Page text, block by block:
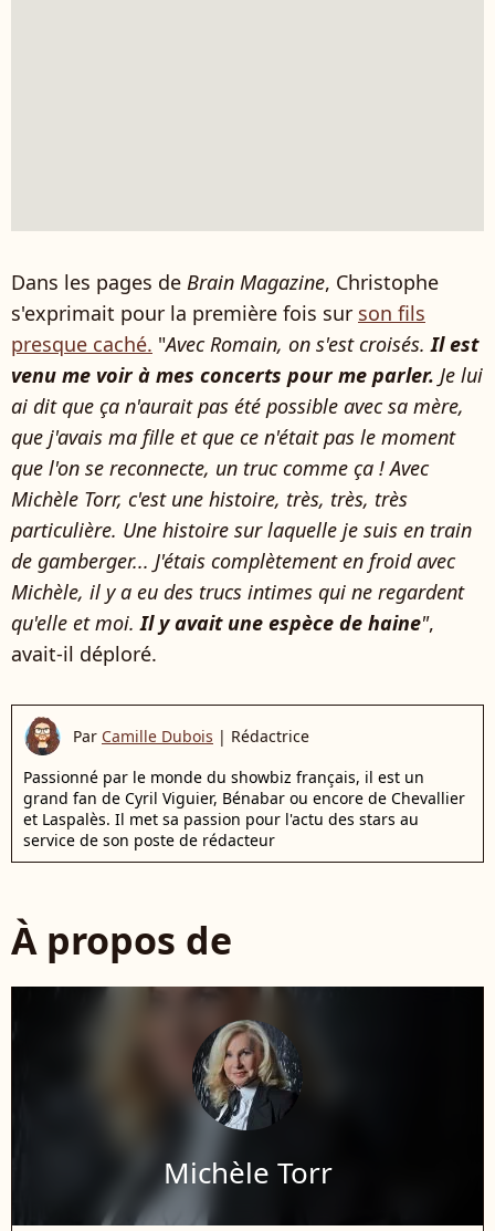
Dans les pages de Brain Magazine, Christophe
s'exprimait pour la première fois sur son fils
presque caché. "Avec Romain, on s'est croisés. Il est
venu me voir à mes concerts pour me parler. Je lui
ai dit que ça n'aurait pas été possible avec sa mère,
que j'avais ma fille et que ce n'était pas le moment
que l'on se reconnecte, un truc comme ça !Avec
Michèle Torr, c'est une histoire, très, très, très
particulière. Une histoire sur laquelle je suis en train
de gamberger... J'étais complètement en froid avec
Michèle, il y a eu des trucs intimes qui ne regardent
qu'elle et moi.Il y avait une espèce de haine",
avait-il déploré.
Par Camille Dubois | Rédactrice
Passionné par le monde du showbiz français, il est un
grand fan de Cyril Viguier, Bénabar ou encore de Chevallier
et Laspalès. Il met sa passion pour l'actu des stars au
service de son poste de rédacteur
À propos de
Michèle Torr